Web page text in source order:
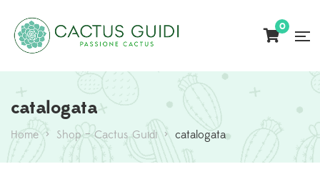
0
catalogata
Home > Shop – Cactus Guidi > catalogata